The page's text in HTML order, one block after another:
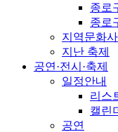
종로
종로
지역문화
지난 축제
공연·전시·축제
일정안내
리스
캘린
공연